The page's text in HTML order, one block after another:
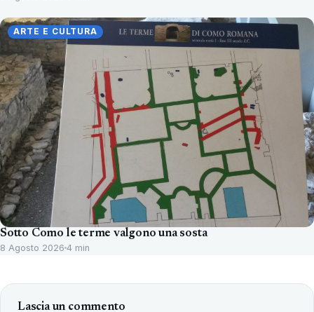
ARTE E CULTURA
Sotto Como le terme valgono una sosta
8 Agosto 2026 4 min
Lascia un commento